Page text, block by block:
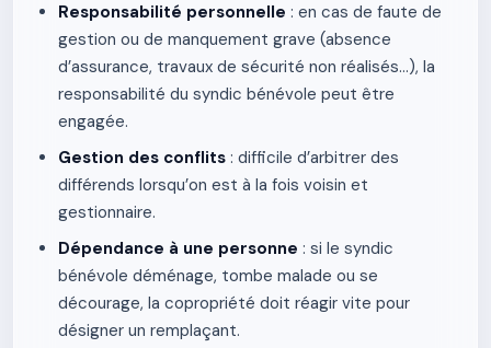
Responsabilité personnelle : en cas de faute de
gestion ou de manquement grave (absence
d’assurance, travaux de sécurité non réalisés…), la
responsabilité du syndic bénévole peut être
engagée.
Gestion des conflits : difficile d’arbitrer des
différends lorsqu’on est à la fois voisin et
gestionnaire.
Dépendance à une personne : si le syndic
bénévole déménage, tombe malade ou se
décourage, la copropriété doit réagir vite pour
désigner un remplaçant.